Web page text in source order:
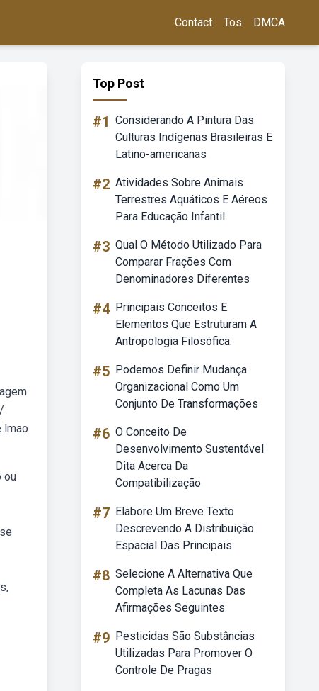
Contact Tos DMCA
lmao
ou
Top Post
#1 Considerando A Pintura Das
Culturas Indígenas Brasileiras E
Latino-americanas
#2 Atividades Sobre Animais
Terrestres Aquáticos E Aéreos
Para Educação Infantil
#3 Qual O Método Utilizado Para
Comparar Frações Com
Denominadores Diferentes
#4 Principais Conceitos E
Elementos Que Estruturam A
Antropologia Filosófica.
#5 Podemos Definir Mudança
Organizacional Como Um
Conjunto De Transformações
#6 O Conceito De
Desenvolvimento Sustentável
Dita Acerca Da
Compatibilização
#7 Elabore Um Breve Texto
Descrevendo A Distribuição
Espacial Das Principais
#8 Selecione A Alternativa Que
Completa As Lacunas Das
Afirmações Seguintes
#9 Pesticidas São Substâncias
Utilizadas Para Promover O
Controle De Pragas